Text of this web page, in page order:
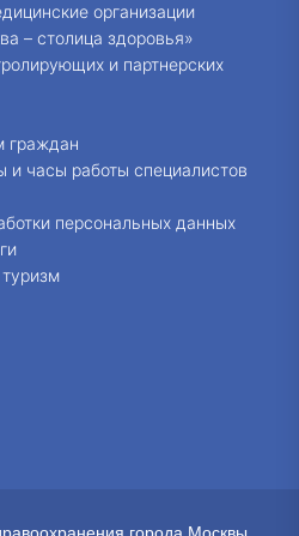
организации
– столица здоровья»
и партнерских
граждан
и часы работы специалистов
персональных данных